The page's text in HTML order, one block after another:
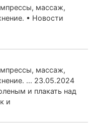
массаж,
• Новости
массаж,
... 23.05.2024
и плакать над
и